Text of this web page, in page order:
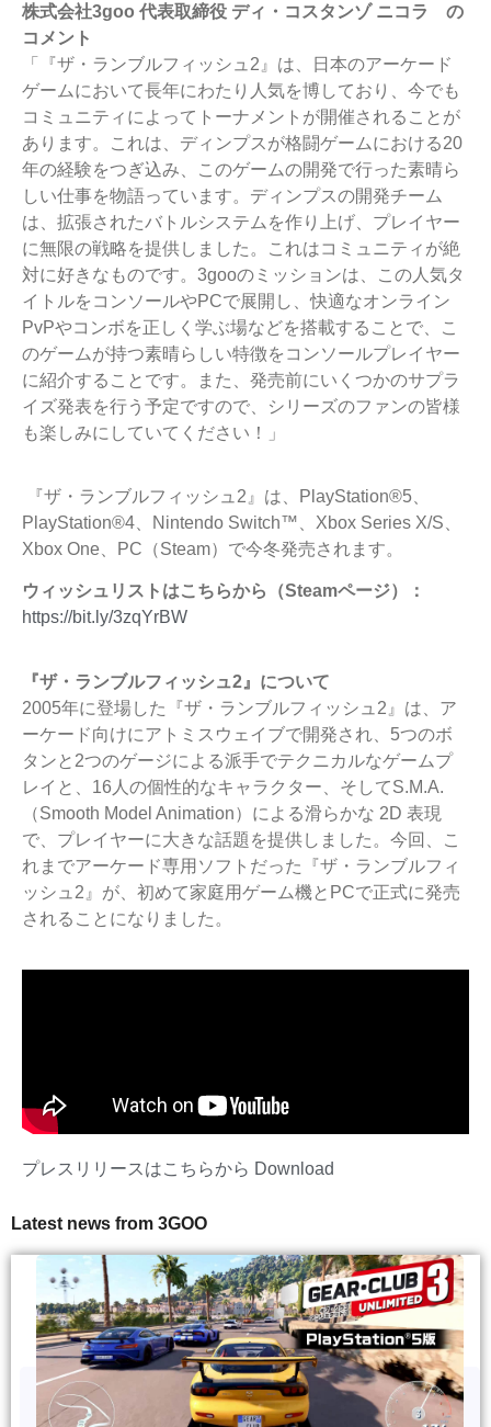
株式会社3goo 代表取締役 ディ・コスタンゾ ニコラ の
コメント
「『ザ・ランブルフィッシュ2』は、日本のアーケード
ゲームにおいて長年にわたり人気を博しており、今でも
コミュニティによってトーナメントが開催されることが
あります。これは、ディンプスが格闘ゲームにおける20
年の経験をつぎ込み、このゲームの開発で行った素晴ら
しい仕事を物語っています。ディンプスの開発チーム
は、拡張されたバトルシステムを作り上げ、プレイヤー
に無限の戦略を提供しました。これはコミュニティが絶
対に好きなものです。3gooのミッションは、この人気タ
イトルをコンソールやPCで展開し、快適なオンライン
PvPやコンボを正しく学ぶ場などを搭載することで、こ
のゲームが持つ素晴らしい特徴をコンソールプレイヤー
に紹介することです。また、発売前にいくつかのサプラ
イズ発表を行う予定ですので、シリーズのファンの皆様
も楽しみにしていてください！」
『ザ・ランブルフィッシュ2』は、PlayStation®5、
PlayStation®4、Nintendo Switch™、Xbox Series X/S、
Xbox One、PC（Steam）で今冬発売されます。
ウィッシュリストはこちらから（Steamページ）：
https://bit.ly/3zqYrBW
『ザ・ランブルフィッシュ2』について
2005年に登場した『ザ・ランブルフィッシュ2』は、ア
ーケード向けにアトミスウェイブで開発され、5つのボ
タンと2つのゲージによる派手でテクニカルなゲームプ
レイと、16人の個性的なキャラクター、そしてS.M.A.
（Smooth Model Animation）による滑らかな 2D 表現
で、プレイヤーに大きな話題を提供しました。今回、こ
れまでアーケード専用ソフトだった『ザ・ランブルフィ
ッシュ2』が、初めて家庭用ゲーム機とPCで正式に発売
されることになりました。
プレスリリースはこちらから Download
Latest news from 3GOO